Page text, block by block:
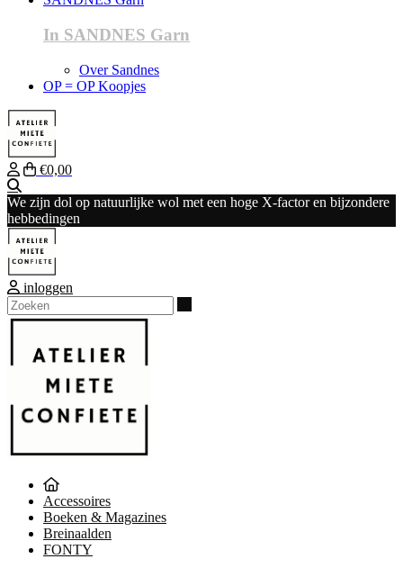
In SANDNES Garn
Over Sandnes
OP = OP Koopjes
€0,00
We zijn dol op natuurlijke wol met een hoge X-factor en bijzondere
hebbedingen
inloggen
Accessoires
Boeken & Magazines
Breinaalden
FONTY